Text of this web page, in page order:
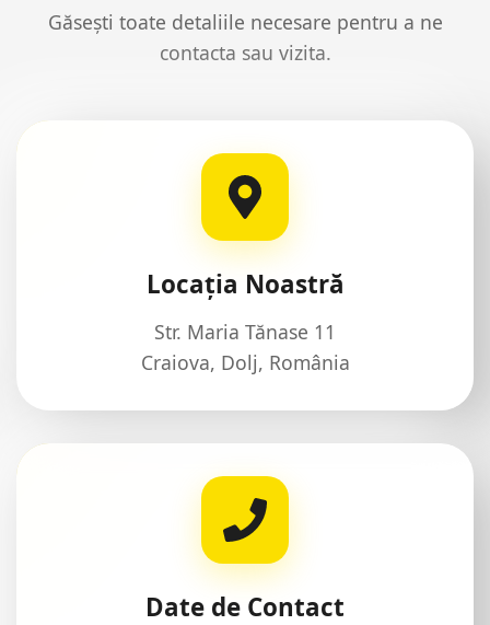
Găsești toate detaliile necesare pentru a ne
contacta sau vizita.
Locația Noastră
Str. Maria Tănase 11
Craiova, Dolj, România
Date de Contact